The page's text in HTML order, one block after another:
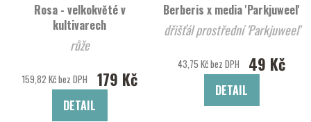
Rosa - velkokvěté v
kultivarech
růže
159,82 Kč bez DPH 179 Kč
DETAIL
Berberis x media 'Parkjuweel'
dřišťál prostřední 'Parkjuweel'
43,75 Kč bez DPH 49 Kč
DETAIL